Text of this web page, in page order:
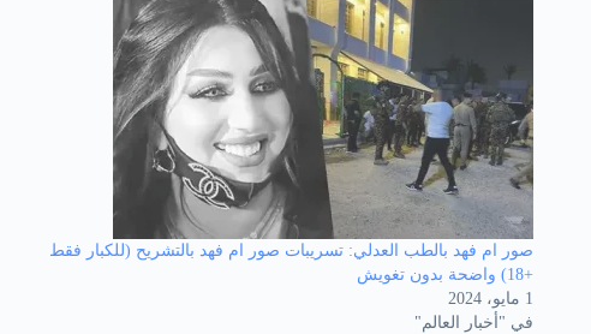
صور ام فهد بالطب العدلي: تسريبات صور ام فهد بالتشريح (للكبار فقط
+18) واضحة بدون تغويش
1 مايو، 2024
في "أخبار العالم"